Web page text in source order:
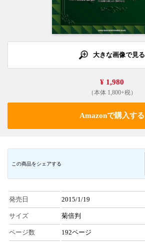
大きな画像で見る
¥ 1,980
（本体 1,800+税）
Amazonで購入する
この商品をシェアする
発売日 2015/1/19
サイズ 菊倍判
ページ数 192ページ